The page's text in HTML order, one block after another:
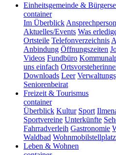
Einheitsgemeinde &
container
Im Überblick
Aktuelles/Events Was
Ortsteile Telefonverzeichnis
Anbindung Öffnungszeiten
Videos Fundbüro
uns einfach
Downloads Leer
Seniorenbeirat
Freizeit & Tourismus
container
Überblick Kultur Sport
Sportvereine Unterkünfte
Fahrradverleih Gastronomie
Waldbad Wohnmobilstellplatz
Leben & Wohnen